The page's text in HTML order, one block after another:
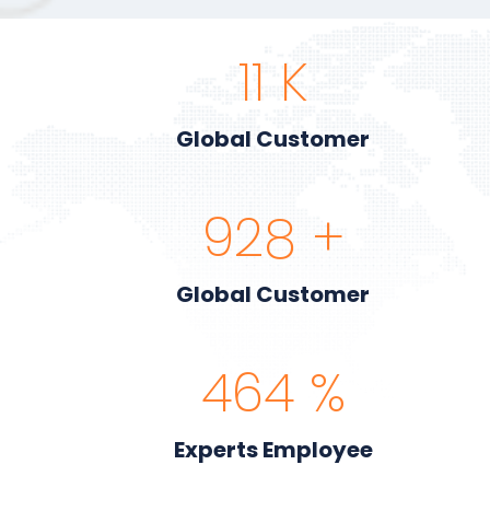
13 K
Global Customer
1,074 +
Global Customer
537%
Experts Employee